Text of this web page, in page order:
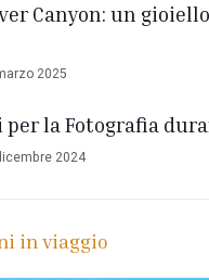
Canyon: un
2025
per la Fotografia
2024
in viaggio